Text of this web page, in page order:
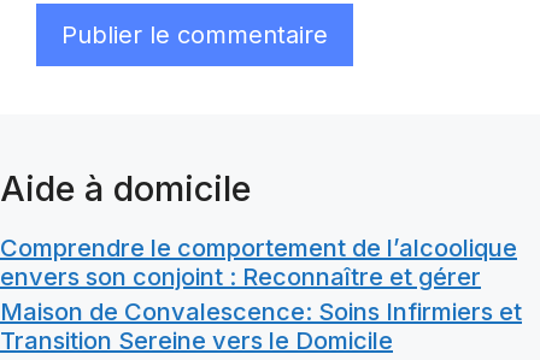
Aide à domicile
Comprendre le comportement de l’alcoolique
envers son conjoint : Reconnaître et gérer
Maison de Convalescence: Soins Infirmiers et
Transition Sereine vers le Domicile